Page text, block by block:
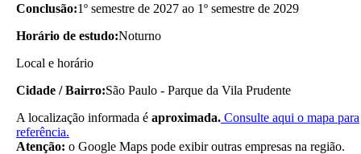
Conclusão:1º semestre de 2027 ao 1º semestre de 2029
Horário de estudo:Noturno
Local e horário
Cidade / Bairro:São Paulo - Parque da Vila Prudente
A localização informada é aproximada. Consulte aqui o mapa para
referência.
Atenção: o Google Maps pode exibir outras empresas na região.